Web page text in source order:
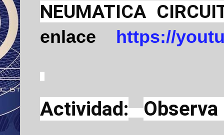
NEUMATICA
enlace https://
Actividad:
Observa